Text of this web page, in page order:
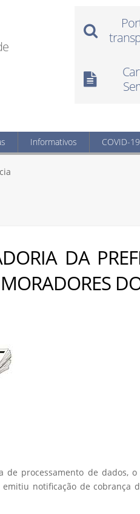
Informativos COVID-19
DA
de processamento de dados,
notificação de cobrança